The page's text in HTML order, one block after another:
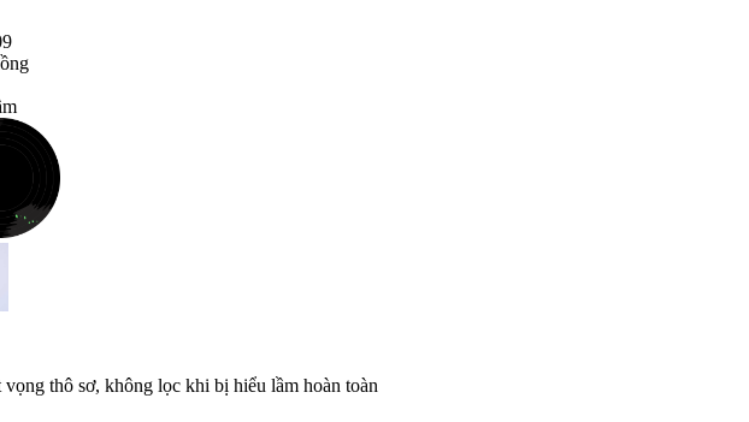
vọng thô sơ, không lọc khi bị hiểu lầm hoàn toàn